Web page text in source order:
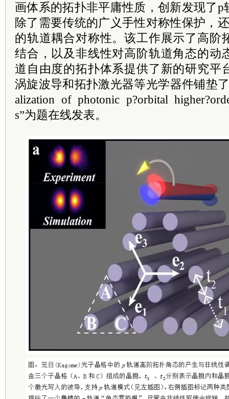
画体系的拓扑非平庸性质，创新发现了
除了需要传统的广义手性对称性保护，
的轨道耦合对称性。该工作展示了高阶
结合，以及非线性对高阶轨道角态的动
道自由度的拓扑体系提供了新的研究平
涡旋波导和拓扑激光器等光学器件铺垫
alization of photonic p?orbital
s”为题在线发表。